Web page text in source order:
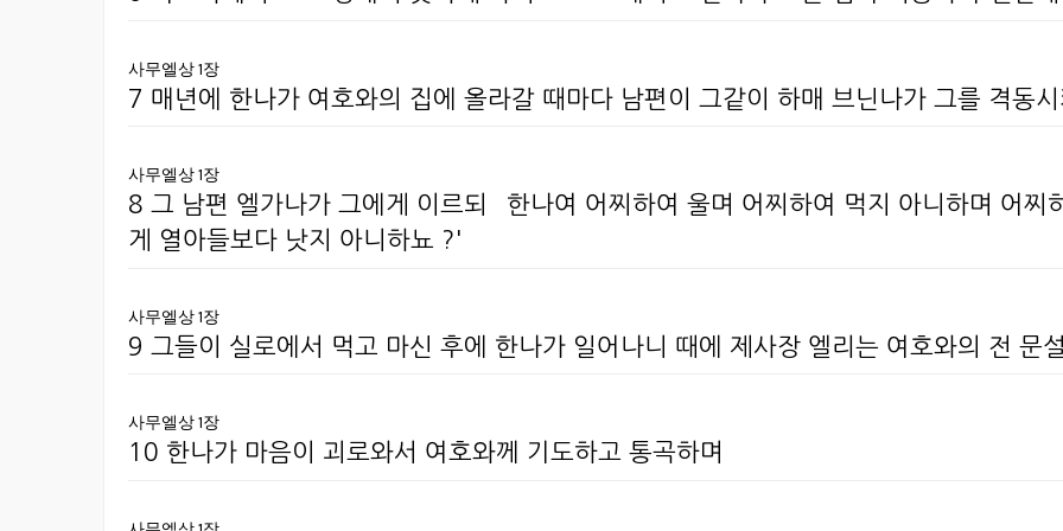
사무엘상 1장
7 매년에 한나가 여호와의 집에 올라갈 때마다 남편이 그같이 하매 브닌나가 그를 격동
사무엘상 1장
8 그 남편 엘가나가 그에게 이르되 `한나여 어찌하여 울며 어찌하여 먹지 아니하며 어찌
게 열아들보다 낫지 아니하뇨 ?'
사무엘상 1장
9 그들이 실로에서 먹고 마신 후에 한나가 일어나니 때에 제사장 엘리는 여호와의 전 문
사무엘상 1장
10 한나가 마음이 괴로와서 여호와께 기도하고 통곡하며